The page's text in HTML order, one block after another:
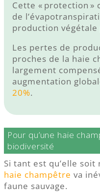
Cette « protection »
de
production
Les pertes de
proches de la haie
largement
augmentation
20%.
Pour qu’une haie
biodiversité
Si tant est qu’elle
haie champêtre va
faune sauvage.